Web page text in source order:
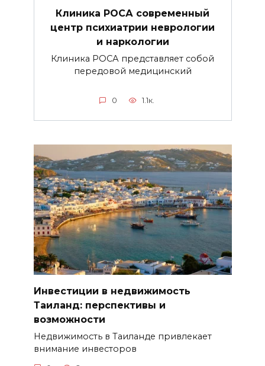
Клиника РОСА современный
центр психиатрии неврологии
и наркологии
Клиника РОСА представляет собой
передовой медицинский
0 1.1к.
Инвестиции в недвижимость
Таиланд: перспективы и
возможности
Недвижимость в Таиланде привлекает
внимание инвесторов